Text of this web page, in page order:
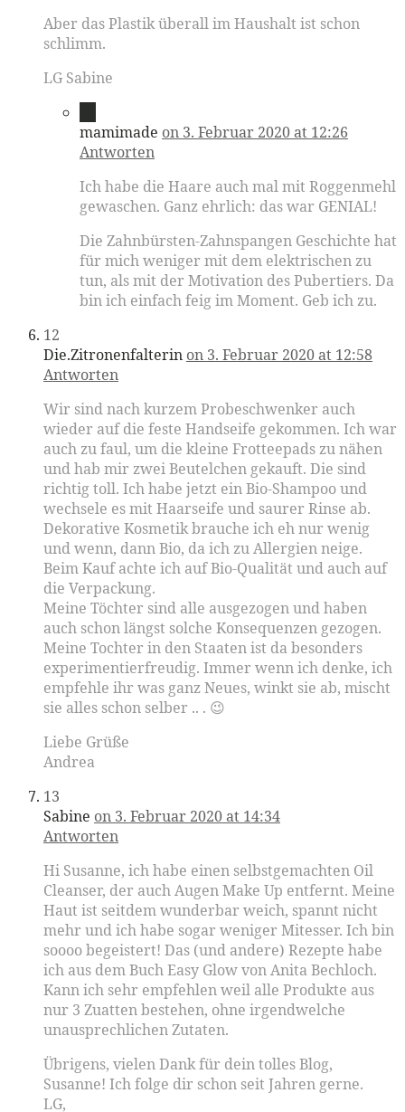
Aber das Plastik überall im Haushalt ist schon
schlimm.
LG Sabine
mamimade on 3. Februar 2020 at 12:26
Antworten
Ich habe die Haare auch mal mit Roggenmehl
gewaschen. Ganz ehrlich: das war GENIAL!
Die Zahnbürsten-Zahnspangen Geschichte hat
für mich weniger mit dem elektrischen zu
tun, als mit der Motivation des Pubertiers. Da
bin ich einfach feig im Moment. Geb ich zu.
12
Die.Zitronenfalterin on 3. Februar 2020 at 12:58
Antworten
Wir sind nach kurzem Probeschwenker auch
wieder auf die feste Handseife gekommen. Ich war
auch zu faul, um die kleine Frotteepads zu nähen
und hab mir zwei Beutelchen gekauft. Die sind
richtig toll. Ich habe jetzt ein Bio-Shampoo und
wechsele es mit Haarseife und saurer Rinse ab.
Dekorative Kosmetik brauche ich eh nur wenig
und wenn, dann Bio, da ich zu Allergien neige.
Beim Kauf achte ich auf Bio-Qualität und auch auf
die Verpackung.
Meine Töchter sind alle ausgezogen und haben
auch schon längst solche Konsequenzen gezogen.
Meine Tochter in den Staaten ist da besonders
experimentierfreudig. Immer wenn ich denke, ich
empfehle ihr was ganz Neues, winkt sie ab, mischt
sie alles schon selber .. . 😉
Liebe Grüße
Andrea
13
Sabine on 3. Februar 2020 at 14:34
Antworten
Hi Susanne, ich habe einen selbstgemachten Oil
Cleanser, der auch Augen Make Up entfernt. Meine
Haut ist seitdem wunderbar weich, spannt nicht
mehr und ich habe sogar weniger Mitesser. Ich bin
soooo begeistert! Das (und andere) Rezepte habe
ich aus dem Buch Easy Glow von Anita Bechloch.
Kann ich sehr empfehlen weil alle Produkte aus
nur 3 Zuatten bestehen, ohne irgendwelche
unausprechlichen Zutaten.
Übrigens, vielen Dank für dein tolles Blog,
Susanne! Ich folge dir schon seit Jahren gerne.
LG,